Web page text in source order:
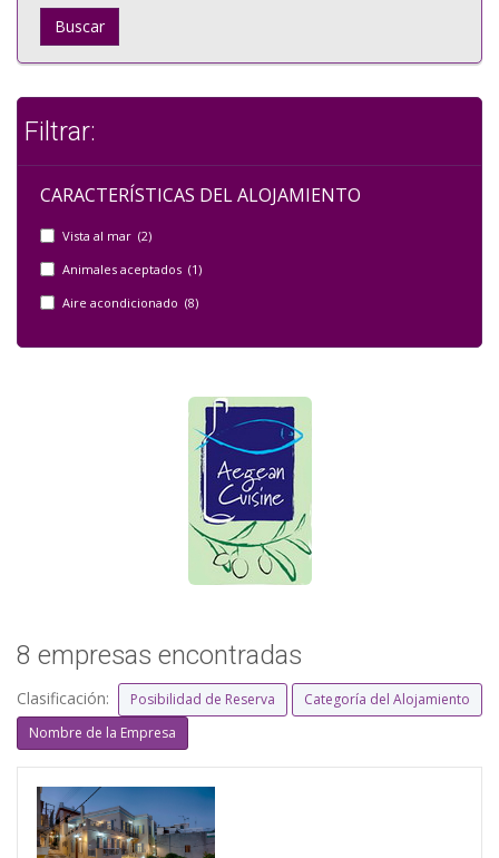
Buscar
Filtrar:
CARACTERÍSTICAS DEL ALOJAMIENTO
Vista al mar (2)
Animales aceptados (1)
Aire acondicionado (8)
8 empresas encontradas
Clasificación: Posibilidad de Reserva
Categoría del Alojamiento
Nombre de la Empresa